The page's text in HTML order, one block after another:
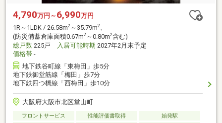
4,790万円～ 6,990万円
1R～1LDK / 26.58m2 ～35.79m2、
(防災備蓄倉庫面積0.67m2 ～0.80m2含む)
総戸数 225戸 入居可能時期 2027年2月末予定
価格帯 -
地下鉄谷町線「東梅田」歩5分
地下鉄御堂筋線「梅田」歩7分
地下鉄四つ橋線「西梅田」歩10分
大阪府大阪市北区堂山町
フロントサービス 性能評価書取得 始発駅